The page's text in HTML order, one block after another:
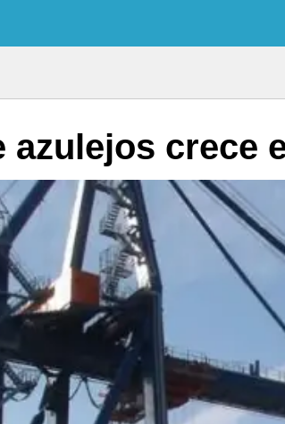
azulejos crece